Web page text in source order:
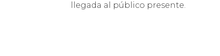
llegada al público presente.